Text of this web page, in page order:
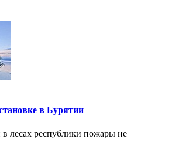
в Бурятии
лесах республики пожары не